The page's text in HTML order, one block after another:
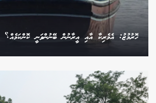
ހޮރުމުޒު: އެމެރިކާ އާއި އީރާނުން ބޭނުންވަނީ ކޮންކަމެއް؟